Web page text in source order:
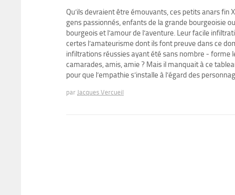
Qu’ils devraient être émouvants, ces petits anars fin
gens passionnés, enfants de la grande bourgeoisie
bourgeois et l’amour de l’aventure. Leur facile
certes l’amateurisme dont ils font preuve dans ce
infiltrations réussies ayant été sans nombre - forme
camarades, amis, amie ? Mais il manquait à ce
pour que l’empathie s’installe à l’égard des
par Jacques Vercueil